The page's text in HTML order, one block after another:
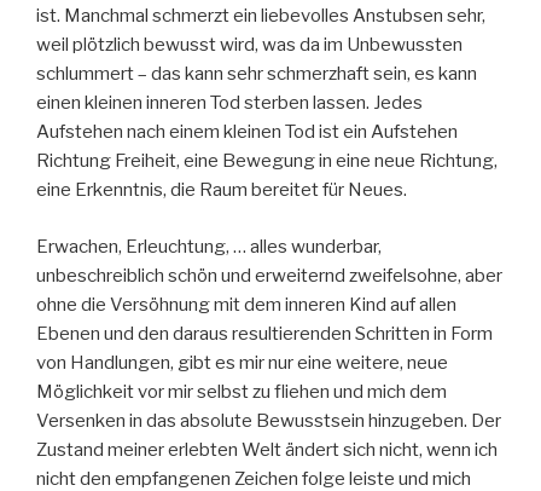
ist. Manchmal schmerzt ein liebevolles Anstubsen sehr,
weil plötzlich bewusst wird, was da im Unbewussten
schlummert – das kann sehr schmerzhaft sein, es kann
einen kleinen inneren Tod sterben lassen. Jedes
Aufstehen nach einem kleinen Tod ist ein Aufstehen
Richtung Freiheit, eine Bewegung in eine neue Richtung,
eine Erkenntnis, die Raum bereitet für Neues.
Erwachen, Erleuchtung, … alles wunderbar,
unbeschreiblich schön und erweiternd zweifelsohne, aber
ohne die Versöhnung mit dem inneren Kind auf allen
Ebenen und den daraus resultierenden Schritten in Form
von Handlungen, gibt es mir nur eine weitere, neue
Möglichkeit vor mir selbst zu fliehen und mich dem
Versenken in das absolute Bewusstsein hinzugeben. Der
Zustand meiner erlebten Welt ändert sich nicht, wenn ich
nicht den empfangenen Zeichen folge leiste und mich